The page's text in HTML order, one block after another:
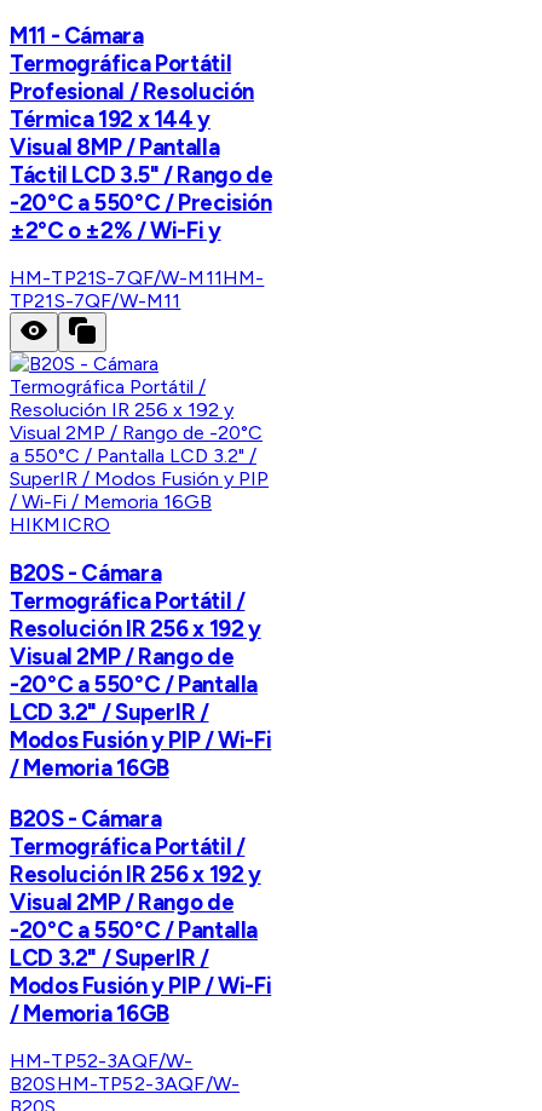
M11 - Cámara
Termográfica Portátil
Profesional / Resolución
Térmica 192 x 144 y
Visual 8MP / Pantalla
Táctil LCD 3.5" / Rango de
-20°C a 550°C / Precisión
±2°C o ±2% / Wi-Fi y
HM-TP21S-7QF/W-M11HM-
TP21S-7QF/W-M11
HIKMICRO
B20S - Cámara
Termográfica Portátil /
Resolución IR 256 x 192 y
Visual 2MP / Rango de
-20°C a 550°C / Pantalla
LCD 3.2" / SuperIR /
Modos Fusión y PIP / Wi-Fi
/ Memoria 16GB
B20S - Cámara
Termográfica Portátil /
Resolución IR 256 x 192 y
Visual 2MP / Rango de
-20°C a 550°C / Pantalla
LCD 3.2" / SuperIR /
Modos Fusión y PIP / Wi-Fi
/ Memoria 16GB
HM-TP52-3AQF/W-
B20SHM-TP52-3AQF/W-